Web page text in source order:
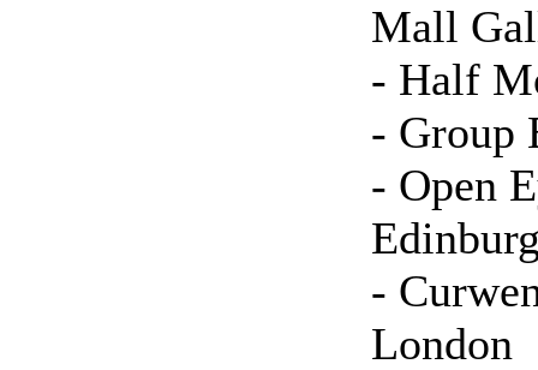
Mall
- Half
- Group
- Open
-
London